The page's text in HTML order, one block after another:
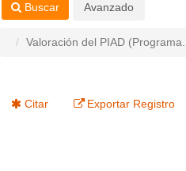
Buscar Avanzado
Valoración del PIAD (Programa...
Citar Exportar Registro